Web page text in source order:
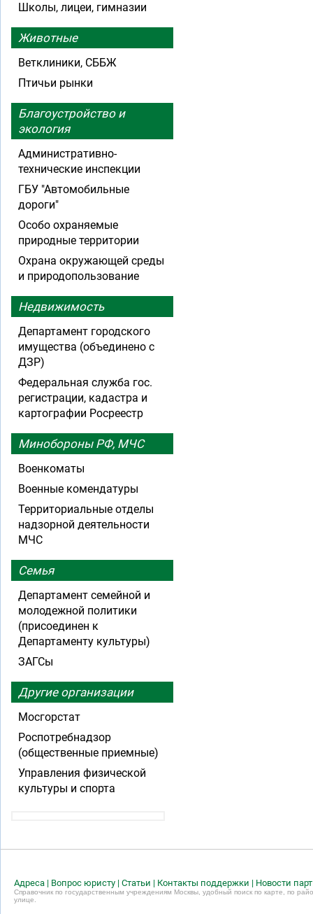
Школы, лицеи, гимназии
Животные
Ветклиники, СББЖ
Птичьи рынки
Благоустройство и
экология
Административно-
технические инспекции
ГБУ "Автомобильные
дороги"
Особо охраняемые
природные территории
Охрана окружающей среды
и природопользование
Недвижимость
Департамент городского
имущества (объединено с
ДЗР)
Федеральная служба гос.
регистрации, кадастра и
картографии Росреестр
Минобороны РФ, МЧС
Военкоматы
Военные комендатуры
Территориальные отделы
надзорной деятельности
МЧС
Семья
Департамент семейной и
молодежной политики
(присоединен к
Департаменту культуры)
ЗАГСы
Другие организации
Мосгорстат
Роспотребнадзор
(общественные приемные)
Управления физической
культуры и спорта
Адреса | Вопрос юристу | Статьи | Контакты поддержки | Новости
Справочник по государственным учреждениям Москвы, удобный поиск по карте, по
улице.